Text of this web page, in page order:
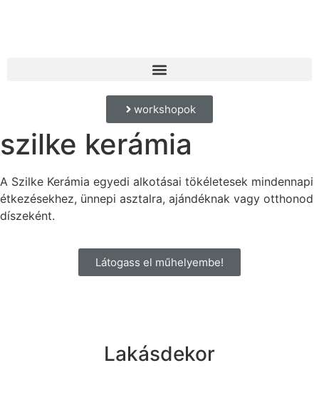
workshopok
szilke kerámia
A Szilke Kerámia egyedi alkotásai tökéletesek mindennapi
étkezésekhez, ünnepi asztalra, ajándéknak vagy otthonod
díszeként.
Látogass el műhelyembe!
Lakásdekor